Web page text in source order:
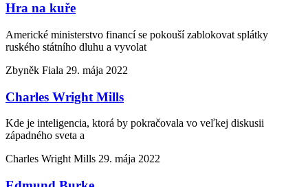
Hra na kuře
Americké ministerstvo financí se pokouší zablokovat splátky
ruského státního dluhu a vyvolat
Zbyněk Fiala 29. mája 2022
Charles Wright Mills
Kde je inteligencia, ktorá by pokračovala vo veľkej diskusii
západného sveta a
Charles Wright Mills 29. mája 2022